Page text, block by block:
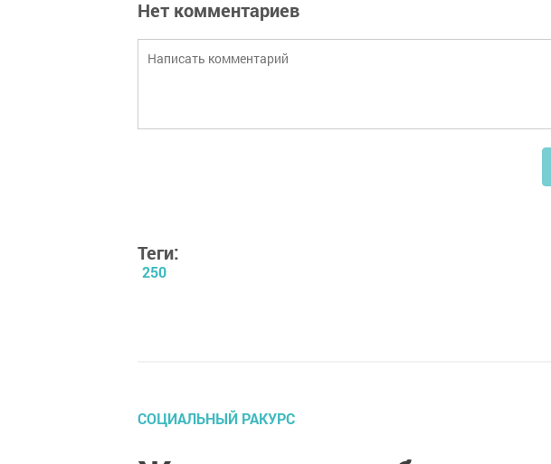
Нет комментариев
Теги:
250
СОЦИАЛЬНЫЙ РАКУРС